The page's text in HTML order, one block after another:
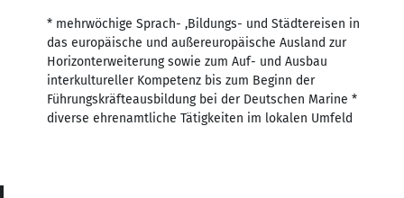
* mehrwöchige Sprach- ,Bildungs- und Städtereisen in
das europäische und außereuropäische Ausland zur
Horizonterweiterung sowie zum Auf- und Ausbau
interkultureller Kompetenz bis zum Beginn der
Führungskräfteausbildung bei der Deutschen Marine *
diverse ehrenamtliche Tätigkeiten im lokalen Umfeld